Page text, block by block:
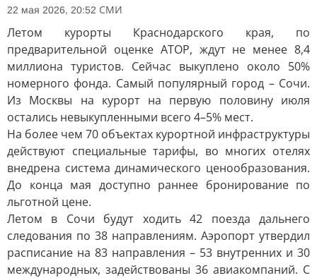
22 мая 2026, 20:52 СМИ
Летом курорты Краснодарского края, по
предварительной оценке АТОР, ждут не менее 8,4
миллиона туристов. Сейчас выкуплено около 50%
номерного фонда. Самый популярный город – Сочи.
Из Москвы на курорт на первую половину июля
остались невыкупленными всего 4–5% мест.
На более чем 70 объектах курортной инфраструктуры
действуют специальные тарифы, во многих отелях
внедрена система динамического ценообразования.
До конца мая доступно раннее бронирование по
льготной цене.
Летом в Сочи будут ходить 42 поезда дальнего
следования по 38 направлениям. Аэропорт утвердил
расписание на 83 направления – 53 внутренних и 30
международных, задействованы 36 авиакомпаний. С